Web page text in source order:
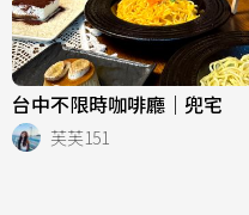
台中不限時咖啡廳｜兜宅
芙芙151